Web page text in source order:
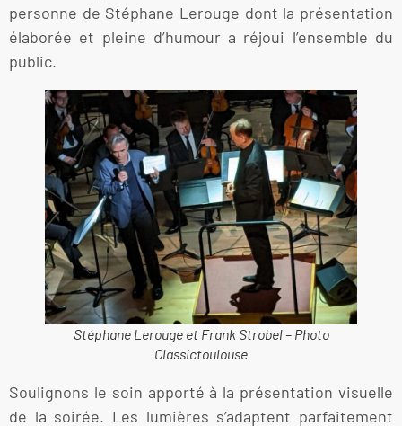
personne de Stéphane Lerouge dont la présentation
élaborée et pleine d’humour a réjoui l’ensemble du
public.
Stéphane Lerouge et Frank Strobel – Photo
Classictoulouse
Soulignons le soin apporté à la présentation visuelle
de la soirée. Les lumières s’adaptent parfaitement